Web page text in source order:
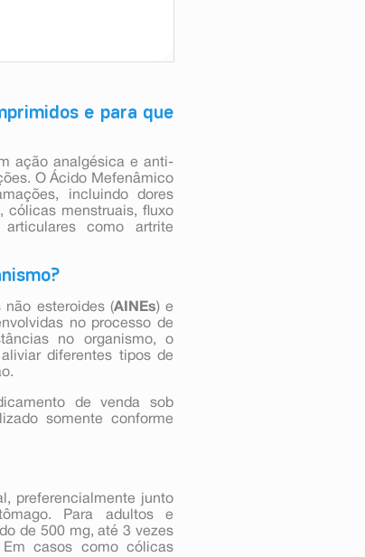
e para que
ação analgésica e anti-
O Ácido Mefenâmico
incluindo dores
cólicas menstruais, fluxo
como artrite
não esteroides (AINEs) e
no processo de
no organismo, o
diferentes tipos de
de venda sob
somente conforme
preferencialmente junto
Para adultos e
de 500 mg, até 3 vezes
casos como cólicas